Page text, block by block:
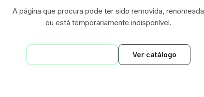
GREEN VILLAGE
A página que procura pode ter sido removida, renomeada
ou está temporariamente indisponível.
Ver catálogo